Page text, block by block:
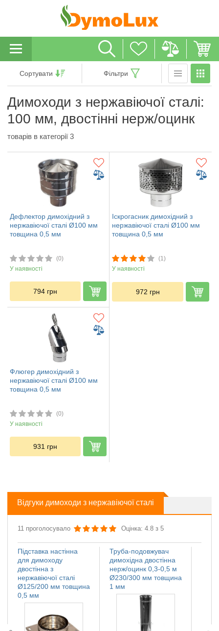
Димоходи з нержавіючої сталі:
100 мм, двостінні нерж/оцинк
товарів в категорії 3
Сортувати Фільтри
Дефлектор димохідний з
нержавіючої сталі Ø100 мм
товщина 0,5 мм
(0)
У наявності
794 грн
Іскрогасник димохідний з
нержавіючої сталі Ø100 мм
товщина 0,5 мм
(1)
У наявності
972 грн
Флюгер димохідний з
нержавіючої сталі Ø100 мм
товщина 0,5 мм
(0)
У наявності
931 грн
Відгуки димоходи з нержавіючої сталі
11 проголосувало Оцінка: 4.8 з 5
Труба-подовжувач
димохідна двостінна
нерж/оцинк 0,3-0,5 м
Ø230/300 мм товщина
1 мм
Підставка настінна
для димоходу
двостінна з
нержавіючої сталі
Ø125/200 мм товщина
0,5 мм